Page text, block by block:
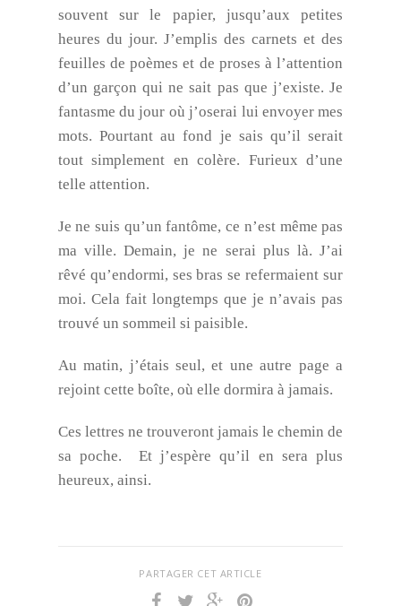
souvent sur le papier, jusqu’aux petites
heures du jour. J’emplis des carnets et des
feuilles de poèmes et de proses à l’attention
d’un garçon qui ne sait pas que j’existe. Je
fantasme du jour où j’oserai lui envoyer mes
mots. Pourtant au fond je sais qu’il serait
tout simplement en colère. Furieux d’une
telle attention.
Je ne suis qu’un fantôme, ce n’est même pas
ma ville. Demain, je ne serai plus là. J’ai
rêvé qu’endormi, ses bras se refermaient sur
moi. Cela fait longtemps que je n’avais pas
trouvé un sommeil si paisible.
Au matin, j’étais seul, et une autre page a
rejoint cette boîte, où elle dormira à jamais.
Ces lettres ne trouveront jamais le chemin de
sa poche. Et j’espère qu’il en sera plus
heureux, ainsi.
PARTAGER CET ARTICLE